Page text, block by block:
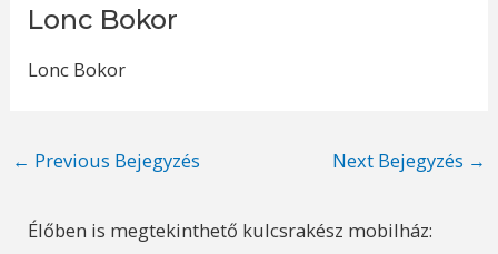
Lonc Bokor
Lonc Bokor
Post
← Previous Bejegyzés Next Bejegyzés →
Élőben is megtekinthető kulcsrakész mobilház: